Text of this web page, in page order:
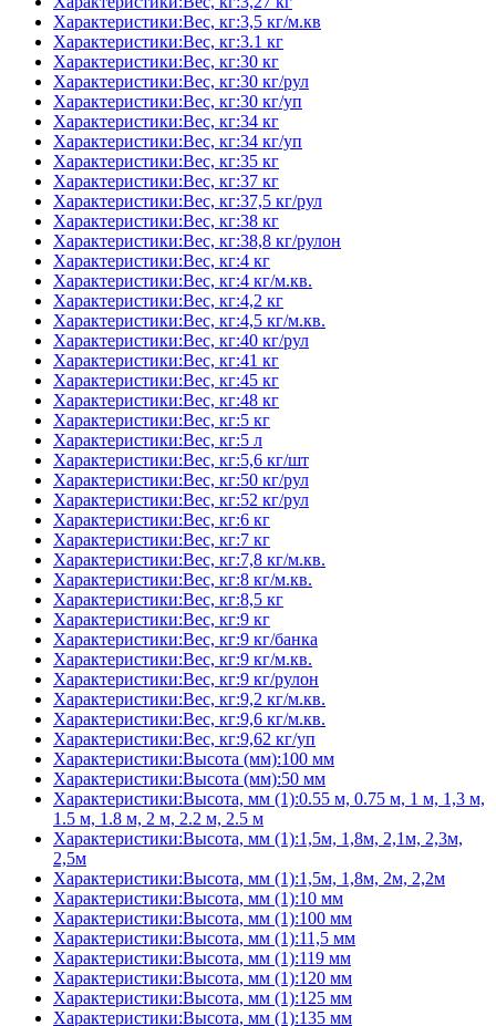
Характеристики:Вес, кг:3,5 кг/м.кв
Характеристики:Вес, кг:3.1 кг
Характеристики:Вес, кг:30 кг
Характеристики:Вес, кг:30 кг/рул
Характеристики:Вес, кг:30 кг/уп
Характеристики:Вес, кг:34 кг
Характеристики:Вес, кг:34 кг/уп
Характеристики:Вес, кг:35 кг
Характеристики:Вес, кг:37 кг
Характеристики:Вес, кг:37,5 кг/рул
Характеристики:Вес, кг:38 кг
Характеристики:Вес, кг:38,8 кг/рулон
Характеристики:Вес, кг:4 кг
Характеристики:Вес, кг:4 кг/м.кв.
Характеристики:Вес, кг:4,2 кг
Характеристики:Вес, кг:4,5 кг/м.кв.
Характеристики:Вес, кг:40 кг/рул
Характеристики:Вес, кг:41 кг
Характеристики:Вес, кг:45 кг
Характеристики:Вес, кг:48 кг
Характеристики:Вес, кг:5 кг
Характеристики:Вес, кг:5 л
Характеристики:Вес, кг:5,6 кг/шт
Характеристики:Вес, кг:50 кг/рул
Характеристики:Вес, кг:52 кг/рул
Характеристики:Вес, кг:6 кг
Характеристики:Вес, кг:7 кг
Характеристики:Вес, кг:7,8 кг/м.кв.
Характеристики:Вес, кг:8 кг/м.кв.
Характеристики:Вес, кг:8,5 кг
Характеристики:Вес, кг:9 кг
Характеристики:Вес, кг:9 кг/банка
Характеристики:Вес, кг:9 кг/м.кв.
Характеристики:Вес, кг:9 кг/рулон
Характеристики:Вес, кг:9,2 кг/м.кв.
Характеристики:Вес, кг:9,6 кг/м.кв.
Характеристики:Вес, кг:9,62 кг/уп
Характеристики:Высота (мм):100 мм
Характеристики:Высота (мм):50 мм
Характеристики:Высота, мм (1):0.55 м, 0.75 м, 1 м, 1,3 м,
1.5 м, 1.8 м, 2 м, 2.2 м, 2.5 м
Характеристики:Высота, мм (1):1,5м, 1,8м, 2,1м, 2,3м,
2,5м
Характеристики:Высота, мм (1):1,5м, 1,8м, 2м, 2,2м
Характеристики:Высота, мм (1):10 мм
Характеристики:Высота, мм (1):100 мм
Характеристики:Высота, мм (1):11,5 мм
Характеристики:Высота, мм (1):119 мм
Характеристики:Высота, мм (1):120 мм
Характеристики:Высота, мм (1):125 мм
Характеристики:Высота, мм (1):135 мм